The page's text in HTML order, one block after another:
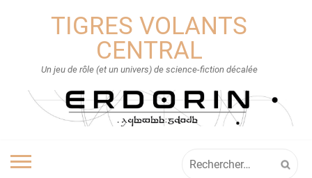
TIGRES VOLANTS
CENTRAL
Un jeu de rôle (et un univers) de science-fiction décalée